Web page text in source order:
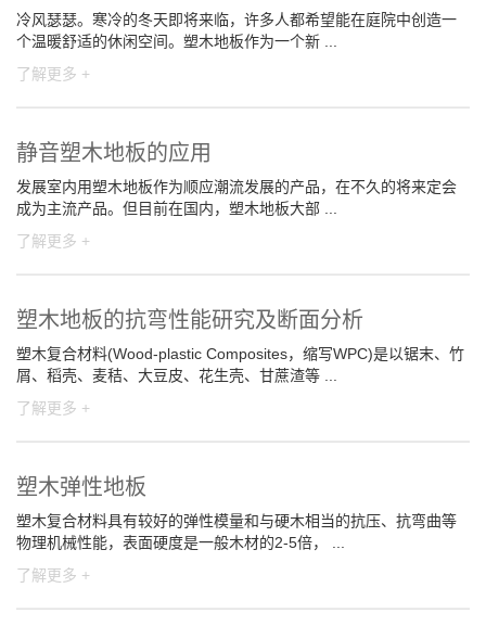
冷风瑟瑟。寒冷的冬天即将来临，许多人都希望能在庭院中创造一
个温暖舒适的休闲空间。塑木地板作为一个新 ...
了解更多 +
静音塑木地板的应用
发展室内用塑木地板作为顺应潮流发展的产品，在不久的将来定会
成为主流产品。但目前在国内，塑木地板大部 ...
了解更多 +
塑木地板的抗弯性能研究及断面分析
塑木复合材料(Wood-plastic Composites，缩写WPC)是以锯末、竹
屑、稻壳、麦秸、大豆皮、花生壳、甘蔗渣等 ...
了解更多 +
塑木弹性地板
塑木复合材料具有较好的弹性模量和与硬木相当的抗压、抗弯曲等
物理机械性能，表面硬度是一般木材的2-5倍， ...
了解更多 +